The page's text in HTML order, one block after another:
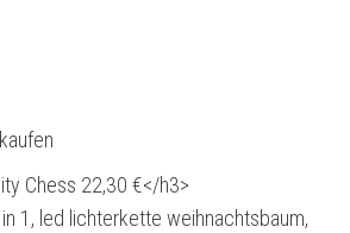
Chess 22,30 €</h3>
1, led lichterkette weihnachtsbaum,